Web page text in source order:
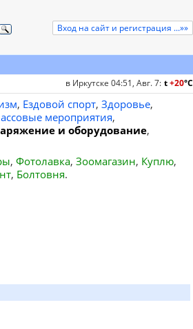
Вход на сайт и регистрация ...»»
в Иркутске 04:51, Авг. 7: t+20°C
, Ездовой спорт, Здоровье,
мероприятия,
и оборудование,
, Фотолавка, Зоомагазин, Куплю,
, Болтовня.